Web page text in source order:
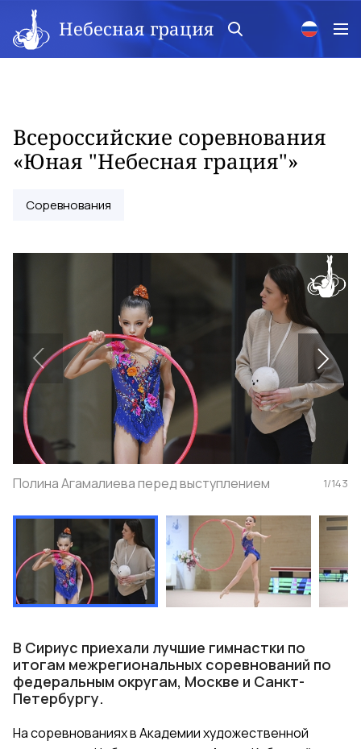
Небесная грация
Всероссийские соревнования
«Юная "Небесная грация"»
Соревнования
Полина Агамалиева перед выступлением 1/143
В Сириус приехали лучшие гимнастки по
итогам межрегиональных соревнований по
федеральным округам, Москве и Санкт-
Петербургу.
На соревнованиях в Академии художественной